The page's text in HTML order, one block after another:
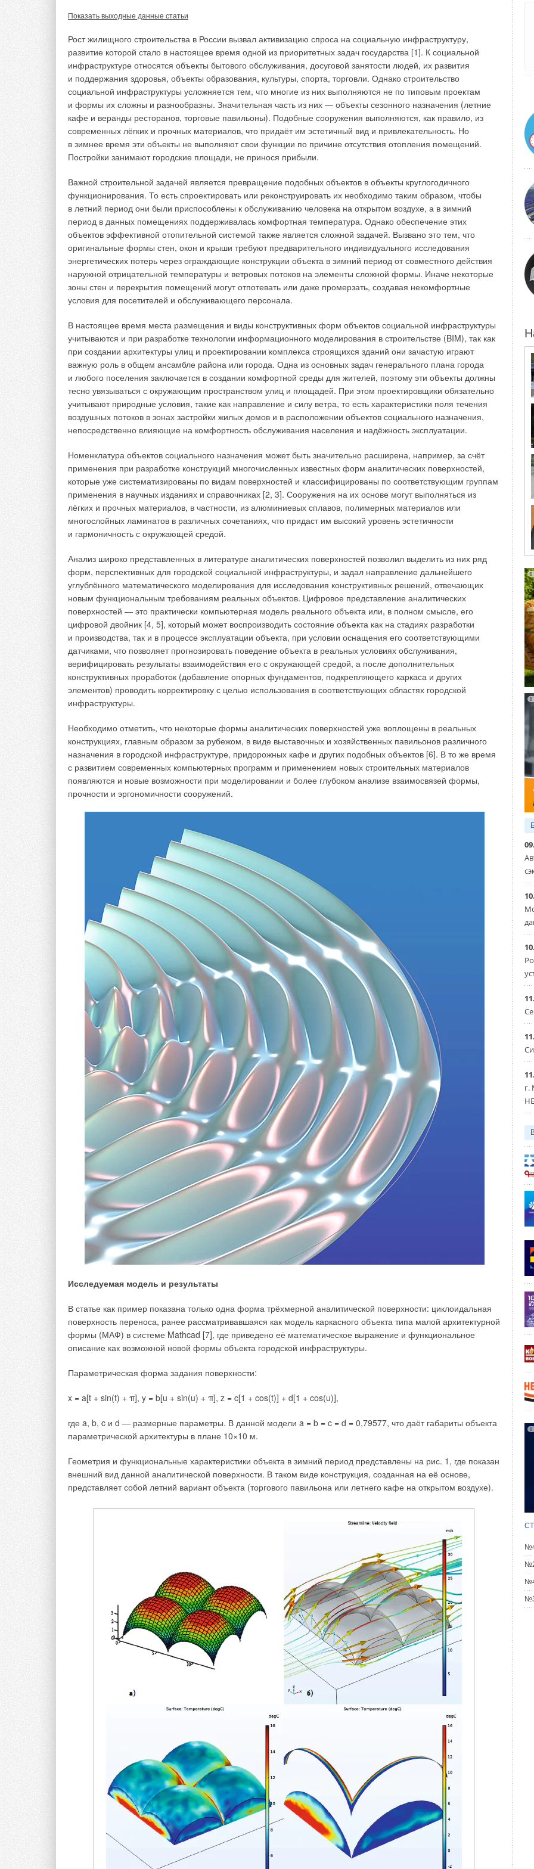
Показать выходные данные статьи
Рост жилищного строительства в России вызвал активизацию спроса на социальную инфраструктуру,
развитие которой стало в настоящее время одной из приоритетных задач государства [1]. К социальной
инфраструктуре относятся объекты бытового обслуживания, досуговой занятости людей, их развития
и поддержания здоровья, объекты образования, культуры, спорта, торговли. Однако строительство
социальной инфраструктуры усложняется тем, что многие из них выполняются не по типовым проектам
и формы их сложны и разнообразны. Значительная часть из них — объекты сезонного назначения (летние
кафе и веранды ресторанов, торговые павильоны). Подобные сооружения выполняются, как правило, из
современных лёгких и прочных материалов, что придаёт им эстетичный вид и привлекательность. Но
в зимнее время эти объекты не выполняют свои функции по причине отсутствия отопления помещений.
Постройки занимают городские площади, не принося прибыли.
Важной строительной задачей является превращение подобных объектов в объекты круглогодичного
функционирования. То есть спроектировать или реконструировать их необходимо таким образом, чтобы
в летний период они были приспособлены к обслуживанию человека на открытом воздухе, а в зимний
период в данных помещениях поддерживалась комфортная температура. Однако обеспечение этих
объектов эффективной отопительной системой также является сложной задачей. Вызвано это тем, что
оригинальные формы стен, окон и крыши требуют предварительного индивидуального исследования
энергетических потерь через ограждающие конструкции объекта в зимний период от совместного действия
наружной отрицательной температуры и ветровых потоков на элементы сложной формы. Иначе некоторые
зоны стен и перекрытия помещений могут отпотевать или даже промерзать, создавая некомфортные
условия для посетителей и обслуживающего персонала.
В настоящее время места размещения и виды конструктивных форм объектов социальной инфраструктуры
учитываются и при разработке технологии информационного моделирования в строительстве (BIM), так как
при создании архитектуры улиц и проектировании комплекса строящихся зданий они зачастую играют
важную роль в общем ансамбле района или города. Одна из основных задач генерального плана города
и любого поселения заключается в создании комфортной среды для жителей, поэтому эти объекты должны
тесно увязываться с окружающим пространством улиц и площадей. При этом проектировщики обязательно
учитывают природные условия, такие как направление и силу ветра, то есть характеристики поля течения
воздушных потоков в зонах застройки жилых домов и в расположении объектов социального назначения,
непосредственно влияющие на комфортность обслуживания населения и надёжность эксплуатации.
Номенклатура объектов социального назначения может быть значительно расширена, например, за счёт
применения при разработке конструкций многочисленных известных форм аналитических поверхностей,
которые уже систематизированы по видам поверхностей и классифицированы по соответствующим группам
применения в научных изданиях и справочниках [2, 3]. Сооружения на их основе могут выполняться из
лёгких и прочных материалов, в частности, из алюминиевых сплавов, полимерных материалов или
многослойных ламинатов в различных сочетаниях, что придаст им высокий уровень эстетичности
и гармоничность с окружающей средой.
Анализ широко представленных в литературе аналитических поверхностей позволил выделить из них ряд
форм, перспективных для городской социальной инфраструктуры, и задал направление дальнейшего
углублённого математического моделирования для исследования конструктивных решений, отвечающих
новым функциональным требованиям реальных объектов. Цифровое представление аналитических
поверхностей — это практически компьютерная модель реального объекта или, в полном смысле, его
цифровой двойник [4, 5], который может воспроизводить состояние объекта как на стадиях разработки
и производства, так и в процессе эксплуатации объекта, при условии оснащения его соответствующими
датчиками, что позволяет прогнозировать поведение объекта в реальных условиях обслуживания,
верифицировать результаты взаимодействия его с окружающей средой, а после дополнительных
конструктивных проработок (добавление опорных фундаментов, подкрепляющего каркаса и других
элементов) проводить корректировку с целью использования в соответствующих областях городской
инфраструктуры.
Необходимо отметить, что некоторые формы аналитических поверхностей уже воплощены в реальных
конструкциях, главным образом за рубежом, в виде выставочных и хозяйственных павильонов различного
назначения в городской инфраструктуре, придорожных кафе и других подобных объектов [6]. В то же время
с развитием современных компьютерных программ и применением новых строительных материалов
появляются и новые возможности при моделировании и более глубоком анализе взаимосвязей формы,
прочности и эргономичности сооружений.
Исследуемая модель и результаты
В статье как пример показана только одна форма трёхмерной аналитической поверхности: циклоидальная
поверхность переноса, ранее рассматривавшаяся как модель каркасного объекта типа малой архитектурной
формы (МАФ) в системе Mathcad [7], где приведено её математическое выражение и функциональное
описание как возможной новой формы объекта городской инфраструктуры.
Параметрическая форма задания поверхности:
x = a[t + sin(t) + π], y = b[u + sin(u) + π], z = c[1 + cos(t)] + d[1 + cos(u)],
где a, b, c и d — размерные параметры. В данной модели a = b = c = d = 0,79577, что даёт габариты объекта
параметрической архитектуры в плане 10×10 м.
Геометрия и функциональные характеристики объекта в зимний период представлены на рис. 1, где показан
внешний вид данной аналитической поверхности. В таком виде конструкция, созданная на её основе,
представляет собой летний вариант объекта (торгового павильона или летнего кафе на открытом воздухе).
г.
газов, выделяющихся в оборудовании и ёмкостных сооружениях, входящих в комплекс очистной станции.
В процессе очистки городских сточных вод, переработки их осадков к утилизации в воздушный бассейн
выделяются газы в лотках, оборудовании и ёмкостных сооружениях, входящих в комплекс очистной станции
(рис. 1). Наиболее распространённые из них: углекислота CO2, метан СН4, сероводород H2S, закись азота
N2O, аммоний NH3 и промежуточные органические вещества: меркаптаны (метили этилмеркаптаны) и хлор.
Токсичность этих газов различается в десятки раз, но и их массы тоже различаются на порядки. Считается,
что индекс токсичности углекислоты наименьший, а выход углекислоты на КОС — наибольший.
Рис. 1. Эмиссия парниковых газов на сооружениях биологической очистки сточных вод
В потенциале глобального потепления (ПГП) воздействие углекислого газа (CO2 ) на парниковый эффект
составляет 1,0, метана — 25, закиси азота — 296.
Источниками выбросов парниковых газов на канализационных очистных сооружениях (КОС) являются:
метана — анаэробные процессы в первичных отстойниках, уплотнение и обезвоживание
осадка на иловых площадках, утечки при сбраживании осадка в метантенках, размещение
осадка на полигонах;
закиси азота — процессы нитрификации и денитрификации.
Для определения выбросов парниковых газов КОС существует несколько моделей. Наиболее адекватными
из них являются модели, использующие рекомендации
Рамочной конвенции ООН по изменению климата и предлагаемые методологии определения выбросов
парниковых газов для реализации механизмов устойчивого развития. Все методологии определения
выбросов парниковых газов разрабатываются членами Межправительственной группы экспертов по
изменению климата (МГЭИК) и проходят обсуждения на сайте Рамочной конвенции ООН по изменению
климата. В частности, рассматриваются выбросы парниковых газов, сопровождающие процессы очистки
сточных вод. Представленные методологии регулярно обновляются и корректируются.
На рис. 1 показана в общем виде наиболее распространённая схема биологической очистки сточных вод,
применяемая на российских предприятиях водоотведения. Биореактор с активным илом является либо
простым аэротенком, либо, в зависимости от поставленной задачи биологического удаления соединений
азота и фосфора, комбинацией анаэробных, аноксидных и аэробных зон.
Первичный отстойник может являться источником выбросов метана в том случае, если осадок долгое время
не выгружается и подвергается анаэробному разложению. Биореактор, как правило, источником метана
не является, поскольку ил циркулирует между различными зонами, и время его пребывания в анаэробной
зоне незначительно. Образование метана в биореакторе с активным илом служит признаком перегрузки
очистных сооружений и образования застойных зон, где происходит загнивание активного ила. Закись азота
в реакторе образуется в процессах нитрификации и денитрификации. Основными источниками образования
метана являются процессы обработки и размещения осадка.
Методологии МГЭИК применимы к станциям биологической очистки, предназначенным для очистки
хозяйственно-бытовых и промышленных сточных вод или их смесей. Рассматриваются следующие
сценарии очистки сточных вод и обработки осадков:
. Биологическая очистка сточных вод включает процессы нитрификации и денитрификации,
сопровождающиеся выделением закиси азота.
. Очистные сооружения работают ненадлежащим образом (несвоевременная выгрузка осадка из
первичных отстойников, перегрузка биореактора), что вызывает образование метана.
. Осадок обезвоживается на иловых площадках с последующим размещением на полигоне, или
используется для удобрения и улучшения состава почвы.
. Осадок перерабатывается в анаэробном реакторе (метантенке) со сжиганием биогаза или
использованием биогаза для производства электричества и тепла. Осадок из анаэробного реактора
обезвоживается, хранится на полигоне или вносится в почву.
. Осадок сжигается с получением тепловой или электрической энергии.
Для снижения токсичности эмиссионных газов применяются различные методы обезвоживания твёрдой
фазы и утилизации газов. Поскольку выделяющиеся газы являются парниковыми, то они полезны для
растений. В этом случае рациональным направлением в уменьшении их воздействия на население
селитебной территории является подача газовых выделений в парники для выращивания овощных
и садовых культур или создание контура вокруг КОС из вечнозелёных растений, например, хвойных
деревьев, имеющих листву с развитой поверхностью для поглощения газов и их использования
на продукцию биомассы продуцентов (растений), а также получения кислорода для обогащения им воздуха.
Наибольший экономический эффект от использования фитореакторов для обезвреживания газовых
выбросов получается при размещении фитореакторов непосредственно рядом с биореакторами очистки
сточных вод в закрытых помещениях КОС типа «Мегаполис I» или «Мегаполис II». Наиболее активными
продуцентами зелёной массы растений и поставки кислорода в воздух из углекислоты являются овощные
культуры, газонная трава и вьющиеся комнатные цветы, рассады для клумб — растения, используемые,
многими жителями России. Эти растения можно выращивать в горшках, лотках, коробах и прочем
инвентаре, располагаемом в объёме помещений на различной высоте с возможностью капельного
орошения очищаемой сточной жидкостью и искусственным освещением для управления процессом
фотосинтеза. Совмещение в одном помещении процессов очистки сточных вод и выращивания растений
воды, хотя и является пищей и продуцентом кислорода, поэтому конструкции очистных станций в виде
ацидозоофитореакторов (АЗФР) являются перспективными.
На уже действующих очистных станциях вокруг КОС может быть выполнена санитарная зона в виде густой
посадки вечнозелёных деревьев для обезвреживания газовых выбросов, то есть к средозащитным функциям
зона санитарного разрыва приобретает и новые — переработки парниковых газов.
Другим путём сокращения токсичности эмиссионных газов от очистных станций канализации является
задействование в технологии очистки сточных вод и переработки осадков таких процессов, которые
сопровождаются наименьшей эмиссией в воздух высокотоксичных газов, а таковыми являются процессы
горения, электрические разряды, необходимые для работы котельных, двигателей внутреннего сгорания,
при производстве озона и т. д.
Рис. 2. Помещение с расположенными в нём устройствами для гидропонного выращивания
растения с коммуникациями для подвода и отвода питательного раствора культуральной жидкости
и резервуаром для её приготовления и подачи в устройств
— корпус устройства;
— резервуар для приготовления и дозирования питательного
Вариантом полезного использования избытка углекислоты в атмосфере, и тем самым способом очистки
газовых выбросов, может быть гидропонное выращивание растений на КОС закрытого типа или в тепличном
хозяйстве населённых пунктов. Примером гидропонного культивирования растений (рис. 2) является
изолированное помещение с расположенными в нем устройствами для выращивания с коммуникациями
подвода и отвода питательного раствора, культуральной жидкости и резервуаром для её приготовления
и подачи в устройство.
Когда будет решена и отработана проблема дезодорации и обеззараживания газовой атмосферы в закрытых
КОС, они могут быть не только природоохранными сооружениями, но и производителями сельхозпродукции.